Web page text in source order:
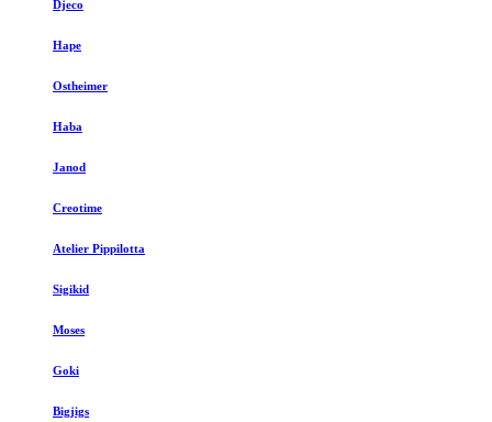
Djeco
Hape
Ostheimer
Haba
Janod
Creotime
Atelier Pippilotta
Sigikid
Moses
Goki
Bigjigs